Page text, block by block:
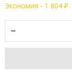
Экономия - 1 804 ₽